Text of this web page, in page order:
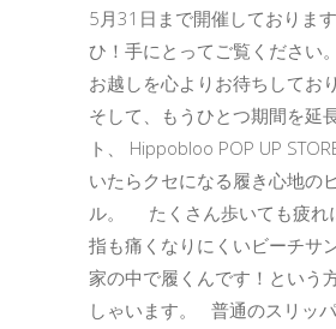
5月31日まで開催しておりま
ひ！手にとってご覧ください
お越しを心よりお待ちし
そして、もうひとつ期間を延
ト、 Hippobloo POP UP
いたらクセになる履き心地の
ル。 たくさん歩いても疲れ
指も痛くなりにくいビーチサ
家の中で履くんです！という
しゃいます。 普通のスリッ